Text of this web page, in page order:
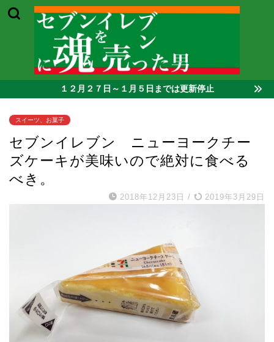
１２月２７日～１月５日までは更新停止
スイーツ、お菓子
セブンイレブン ニューヨークチー
ズケーキが美味いので絶対に食べる
べき。
2018年12月23日 / 2019年3月29日